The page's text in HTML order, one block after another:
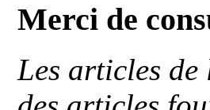
Merci de
Les articles